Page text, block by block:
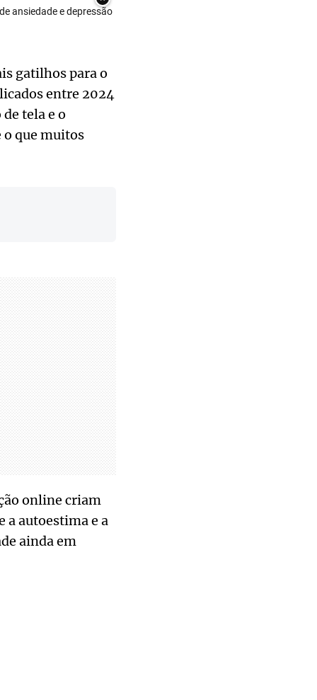
ansiedade e depressão
gatilhos para o
entre 2024
tela e o
que muitos
online criam
a autoestima e a
ainda em